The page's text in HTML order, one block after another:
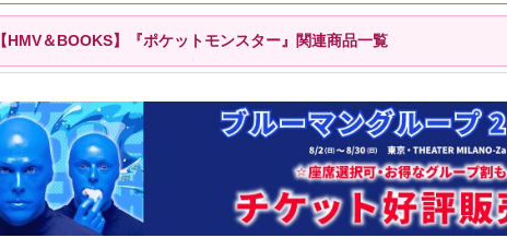
【HMV＆BOOKS】『ポケットモンスター』関連商品一覧
【大胆カット満載】
乃木坂46・与田祐希
3rd写真集『ヨー
ダ』公開カット
【渾身の一冊】乃木
坂46・山下美月、
2nd写真集『ヒロイ
ン』公開カット
【超貴重】デビュー
前の初々しい姿が見
られる「ILLIT」のセ
ルカ独占公開